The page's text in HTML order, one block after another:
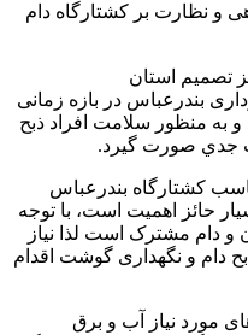
تصميم استان
بندرعباس در بازه زمانی
و به منظور سلامت افراد ذبح
جدي صورت گيرد.
کشتارگاه بندرعباس
حائز اهمیت است، با توجه
و دام مشترک است لذا نیاز
دام و نگهداری گوشت اقدام
مورد نیاز آب و برق